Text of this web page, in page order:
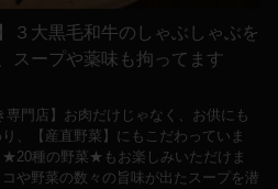
３大黒毛和牛のしゃぶしゃぶを
スープや薬味も拘ってます
門店】お肉だけじゃなく、お供にも
、【産直野菜】にもこだわっていま
種の野菜★もお楽しみいただけま
や野菜の数々の旨味が出たスープを潜